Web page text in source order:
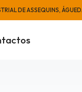
DE ASSEQUINS,